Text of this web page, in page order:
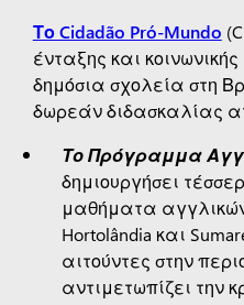
Το Cidadão Pró-Mundo
ένταξης και
δημόσια σχολεία στη
δωρεάν διδασκαλίας
Το Πρόγραμμα
δημιουργήσει
μαθήματα αγγλικών
Hortolândia και
αιτούντες στην
αντιμετωπίζει την